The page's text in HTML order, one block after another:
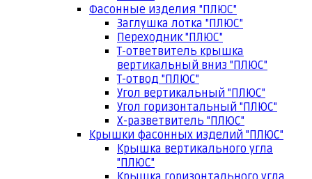
Фасонные изделия "ПЛЮС"
Заглушка лотка "ПЛЮС"
Переходник "ПЛЮС"
Т-ответвитель крышка
вертикальный вниз "ПЛЮС"
Т-отвод "ПЛЮС"
Угол вертикальный "ПЛЮС"
Угол горизонтальный "ПЛЮС"
Х-разветвитель "ПЛЮС"
Крышки фасонных изделий "ПЛЮС"
Крышка вертикального угла
"ПЛЮС"